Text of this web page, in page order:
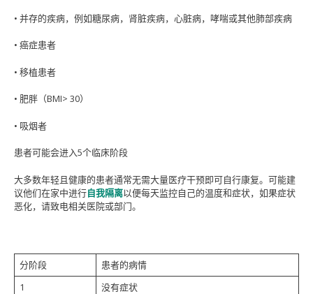
• 并存的疾病，例如糖尿病，肾脏疾病，心脏病，哮喘或其他肺部疾病
• 癌症患者
• 移植患者
• 肥胖（BMI> 30）
• 吸烟者
患者可能会进入5个临床阶段
大多数年轻且健康的患者通常无需大量医疗干预即可自行康复。可能建
议他们在家中进行自我隔离以便每天监控自己的温度和症状，如果症状
恶化，请致电相关医院或部门。
分阶段
患者的病情
1
没有症状